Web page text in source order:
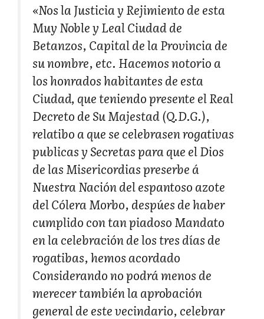
«Nos la Justicia y Rejimiento de esta
Muy Noble y Leal Ciudad de
Betanzos, Capital de la Provincia de
su nombre, etc. Hacemos notorio a
los honrados habitantes de esta
Ciudad, que teniendo presente el Real
Decreto de Su Majestad (Q.D.G.),
relatibo a que se celebrasen rogativas
publicas y Secretas para que el Dios
de las Misericordias preserbe á
Nuestra Nación del espantoso azote
del Cólera Morbo, despúes de haber
cumplido con tan piadoso Mandato
en la celebración de los tres días de
rogatibas, hemos acordado
Considerando no podrá menos de
merecer también la aprobación
general de este vecindario, celebrar